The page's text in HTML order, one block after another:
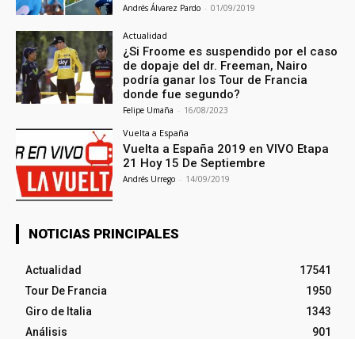
Andrés Álvarez Pardo - 01/09/2019
Actualidad
¿Si Froome es suspendido por el caso
de dopaje del dr. Freeman, Nairo
podría ganar los Tour de Francia
donde fue segundo?
Felipe Umaña - 16/08/2023
Vuelta a España
Vuelta a España 2019 en VIVO Etapa
21 Hoy 15 De Septiembre
Andrés Urrego - 14/09/2019
NOTICIAS PRINCIPALES
Actualidad
17541
Tour De Francia
1950
Giro de Italia
1343
Análisis
901